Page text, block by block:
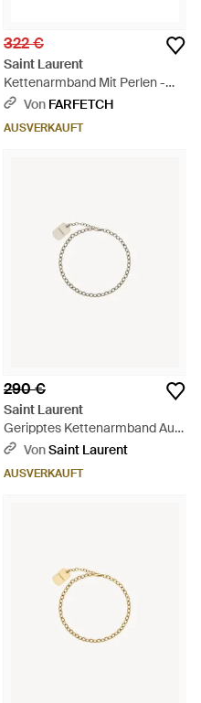
322 €
Saint Laurent
Kettenarmband Mit Perlen -
Mettallic
Von FARFETCH
AUSVERKAUFT
290 €
Saint Laurent
Geripptes Kettenarmband Aus
Metall - Mehrfarbig
VonSaint Laurent
AUSVERKAUFT